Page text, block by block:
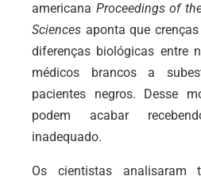
americana Proceedings of
Sciences aponta que
diferenças biológicas entre
médicos brancos a
pacientes negros. Desse
podem acabar
inadequado.
Os cientistas